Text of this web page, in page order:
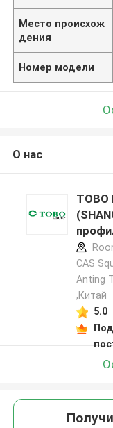
Место происхож
дения
Номер модели
О нас
TOBO
CAS
Anting
,Китай
5.0